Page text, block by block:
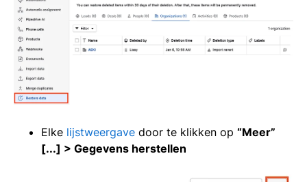
Elke lijstweergave door te klikken op “Meer”
[...] > Gegevens herstellen